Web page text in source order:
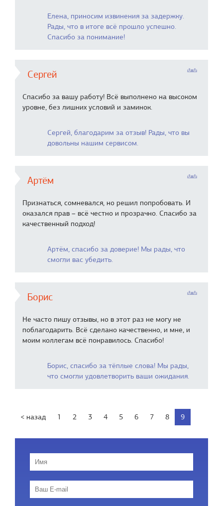
Елена, приносим извинения за задержку.
Рады, что в итоге всё прошло успешно.
Спасибо за понимание!
Сергей
Спасибо за вашу работу! Всё выполнено на высоком
уровне, без лишних условий и заминок.
Сергей, благодарим за отзыв! Рады, что вы
довольны нашим сервисом.
Артём
Признаться, сомневался, но решил попробовать. И
оказался прав – всё честно и прозрачно. Спасибо за
качественный подход!
Артём, спасибо за доверие! Мы рады, что
смогли вас убедить.
Борис
Не часто пишу отзывы, но в этот раз не могу не
поблагодарить. Всё сделано качественно, и мне, и
моим коллегам всё понравилось. Спасибо!
Борис, спасибо за тёплые слова! Мы рады,
что смогли удовлетворить ваши ожидания.
< назад 1 2 3 4 5 6 7 8 9